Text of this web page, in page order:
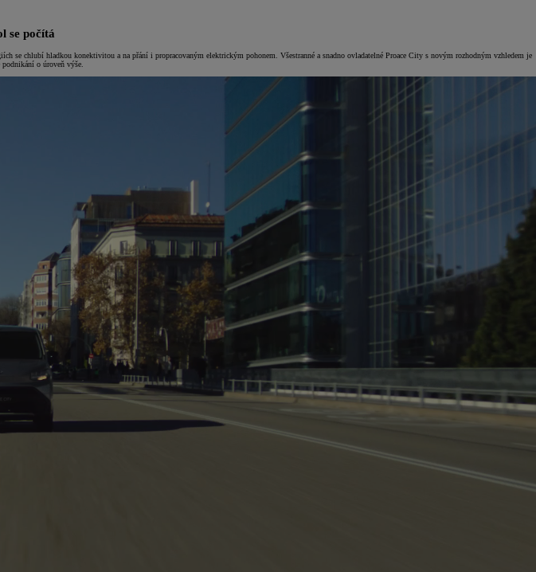
se počítá
chlubí hladkou konektivitou a na přání i propracovaným elektrickým pohonem. Všestranné a snadno ovladatelné Proace City s novým rozhodným vzhledem je
o úroveň výše.